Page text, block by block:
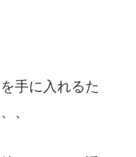
手に入れるた
、